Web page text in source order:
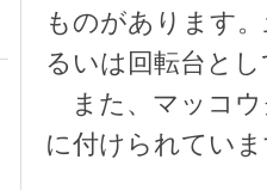
ものがあります
るいは回転台と
また、マッコウ
に付けられてい